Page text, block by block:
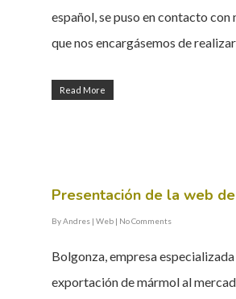
español, se puso en contacto
que nos encargásemos de
Read More
Presentación de la web
ByAndres | Web | No Comments
Bolgonza, empresa especializada
exportación de mármol al